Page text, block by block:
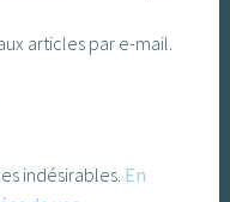
articles par e-mail.
indésirables. En